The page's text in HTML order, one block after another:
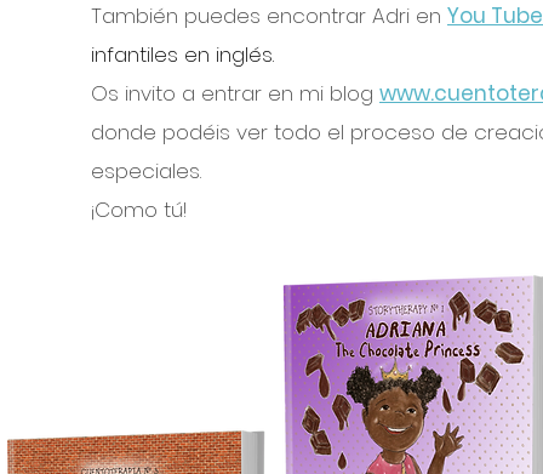
También puedes encontrar Adri en You Tube
infantiles en inglés.
Os invito a entrar en mi blog
donde podéis ver todo el proceso de
especiales.
¡Como tú!